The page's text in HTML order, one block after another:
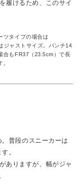
履けるため、このサイ
ツタイプの場合は
ジャストサイズ。パンチ14
合もFR37（23.5cm）で長
普段のスニーカーは
。
ありますが、幅がジャ